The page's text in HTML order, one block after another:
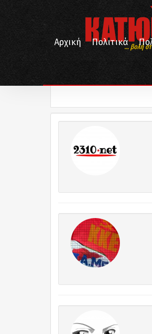
... βολή
Αρχική
Πολιτικά
Συνεργάτες